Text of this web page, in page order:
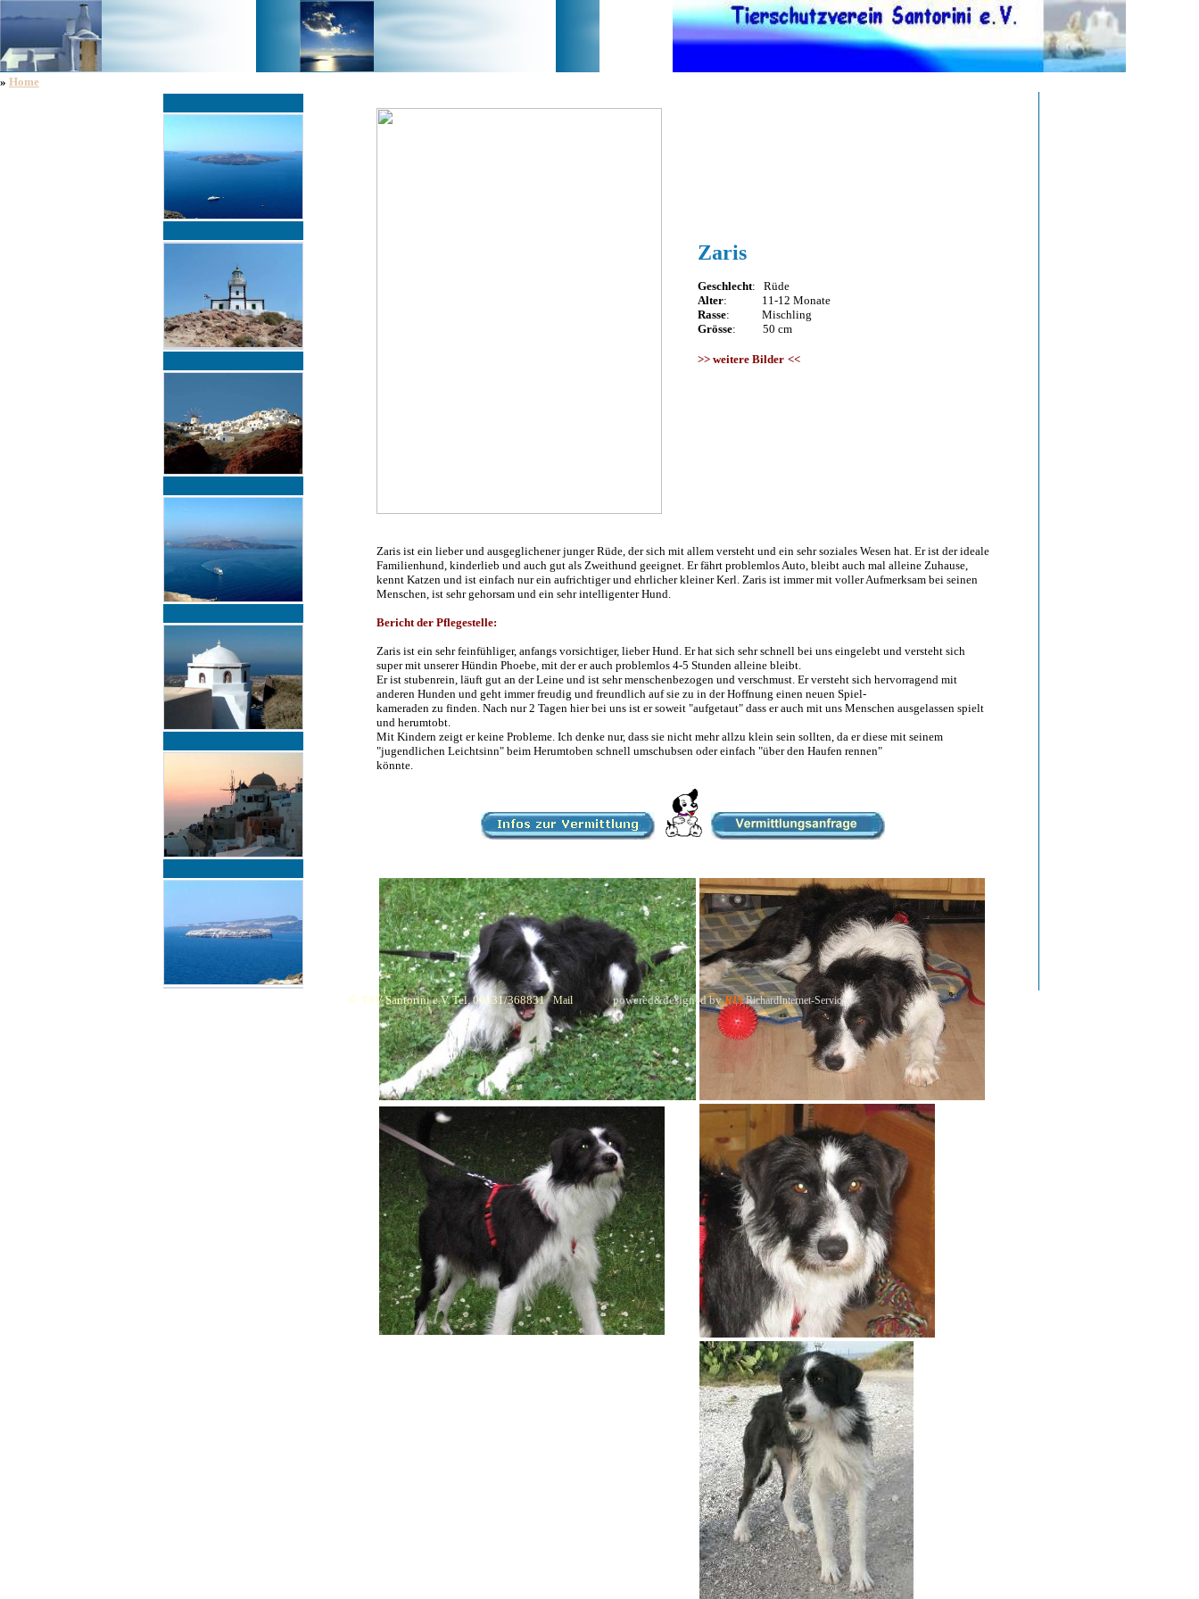
» Home
Zaris
Geschlecht: Rüde
Alter: 11-12 Monate
Rasse: Mischling
Grösse: 50 cm
>> weitere Bilder <<
Zaris ist ein lieber und ausgeglichener junger Rüde, der sich mit allem versteht und ein sehr soziales Wesen hat. Er ist der ideale
Familienhund, kinderlieb und auch gut als Zweithund geeignet. Er fährt problemlos Auto, bleibt auch mal alleine Zuhause,
kennt Katzen und ist einfach nur ein aufrichtiger und ehrlicher kleiner Kerl. Zaris ist immer mit voller Aufmerksam bei seinen
Menschen, ist sehr gehorsam und ein sehr intelligenter Hund.
Bericht der Pflegestelle:
Zaris ist ein sehr feinfühliger, anfangs vorsichtiger, lieber Hund. Er hat sich sehr schnell bei uns eingelebt und versteht sich
super mit unserer Hündin Phoebe, mit der er auch problemlos 4-5 Stunden alleine bleibt.
Er ist stubenrein, läuft gut an der Leine und ist sehr menschenbezogen und verschmust. Er versteht sich hervorragend mit
anderen Hunden und geht immer freudig und freundlich auf sie zu in der Hoffnung einen neuen Spiel-
kameraden zu finden. Nach nur 2 Tagen hier bei uns ist er soweit "aufgetaut" dass er auch mit uns Menschen ausgelassen spielt
und herumtobt.
Mit Kindern zeigt er keine Probleme. Ich denke nur, dass sie nicht mehr allzu klein sein sollten, da er diese mit seinem
"jugendlichen Leichtsinn" beim Herumtoben schnell umschubsen oder einfach "über den Haufen rennen"
könnte.
© TSV Santorini e.V. Tel. 06131/368831Mail powered&designed by RIS RichardInternet-Services